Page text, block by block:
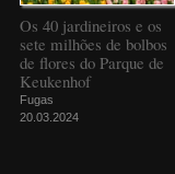
Os 40 jardineiros e os
sete milhões de bolbos
de flores do Parque de
Keukenhof
Fugas
20.03.2024